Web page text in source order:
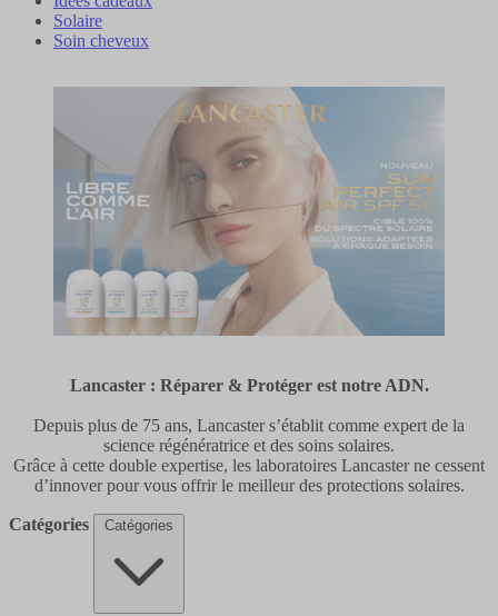
Solaire
Soin cheveux
Lancaster : Réparer & Protéger est notre ADN.
Depuis plus de 75 ans, Lancaster s’établit comme expert de la
science régénératrice et des soins solaires.
Grâce à cette double expertise, les laboratoires Lancaster ne cessent
d’innover pour vous offrir le meilleur des protections solaires.
Catégories Catégories